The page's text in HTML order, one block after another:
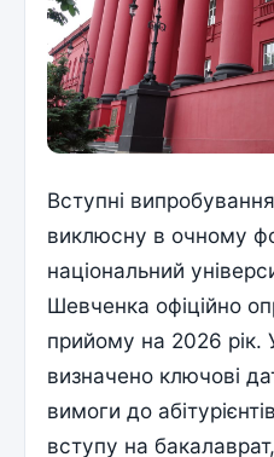
Вступні
виклюсну в очному
національний
Шевченка офіційно
прийому на 2026 рік.
визначено ключові
вимоги до
вступу на